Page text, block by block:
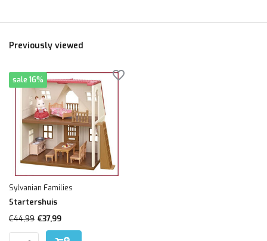
Previously viewed
sale 16%
Sylvanian Families
Startershuis
€44,99 €37,99